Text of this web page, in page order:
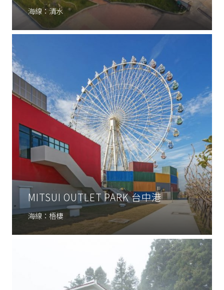
海線：清水
MITSUI OUTLET PARK 台中港
海線：梧棲